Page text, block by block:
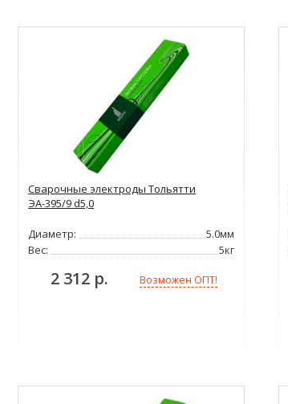
Сварочные электроды Тольятти
ЭА-395/9 d5,0
Диаметр:
5.0мм
Вес:
5кг
2 312 р. Возможен ОПТ!